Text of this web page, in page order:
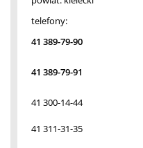
telefony:
41 389-79-90
41 389-79-91
41 300-14-44
41 311-31-35